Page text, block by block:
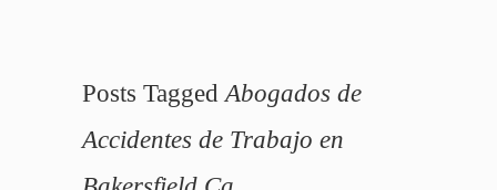
Posts Tagged Abogados de
Accidentes de Trabajo en